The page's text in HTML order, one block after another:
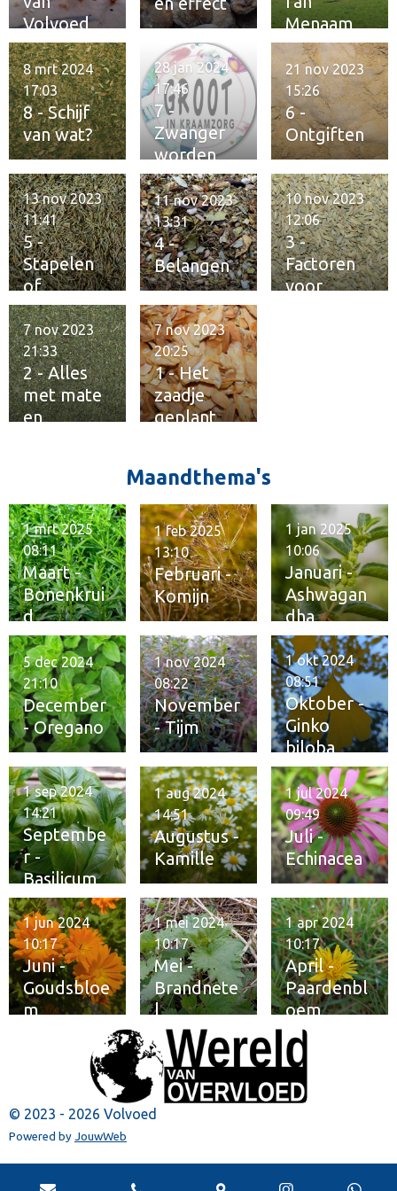
Volvoed
Menaam
8 - Schijf
van wat?
8 mrt 2024
17:03
7 -
Zwanger
worden
28 jan 2024
17:46
6 -
Ontgiften
21 nov 2023
15:26
5 -
Stapelen
of
verzamele
n
13 nov 2023
11:41
4 -
Belangen
11 nov 2023
13:31
3 -
Factoren
voor
10 nov 2023
12:06
2 - Alles
met mate
en
7 nov 2023
21:33
1 - Het
zaadje
geplant
7 nov 2023
20:25
Maandthema's
Maart -
Bonenkrui
d
1 mrt 2025
08:11
Februari -
Komijn
1 feb 2025
13:10
Januari -
Ashwagan
dha
1 jan 2025
10:06
December
- Oregano
5 dec 2024
21:10
November
- Tijm
1 nov 2024
08:22
Oktober -
Ginko
biloba
1 okt 2024
08:51
Septembe
r -
Basilicum
1 sep 2024
14:21
Augustus -
Kamille
1 aug 2024
14:51
Juli -
Echinacea
1 jul 2024
09:49
Juni -
Goudsbloe
m
1 jun 2024
10:17
Mei -
Brandnete
l
1 mei 2024
10:17
April -
Paardenbl
oem
1 apr 2024
10:17
© 2023 - 2026 Volvoed
Powered by JouwWeb